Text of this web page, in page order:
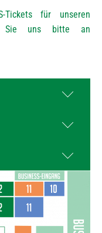
Tickets für unseren
Sie uns bitte an
40 €
35 €
25 €
40 €
35 €
30 €
25 €
15 €